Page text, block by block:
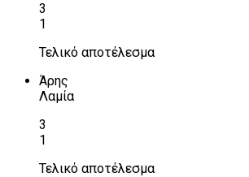
3
1
Τελικό αποτέλεσμα
Άρης
Λαμία
3
1
Τελικό αποτέλεσμα